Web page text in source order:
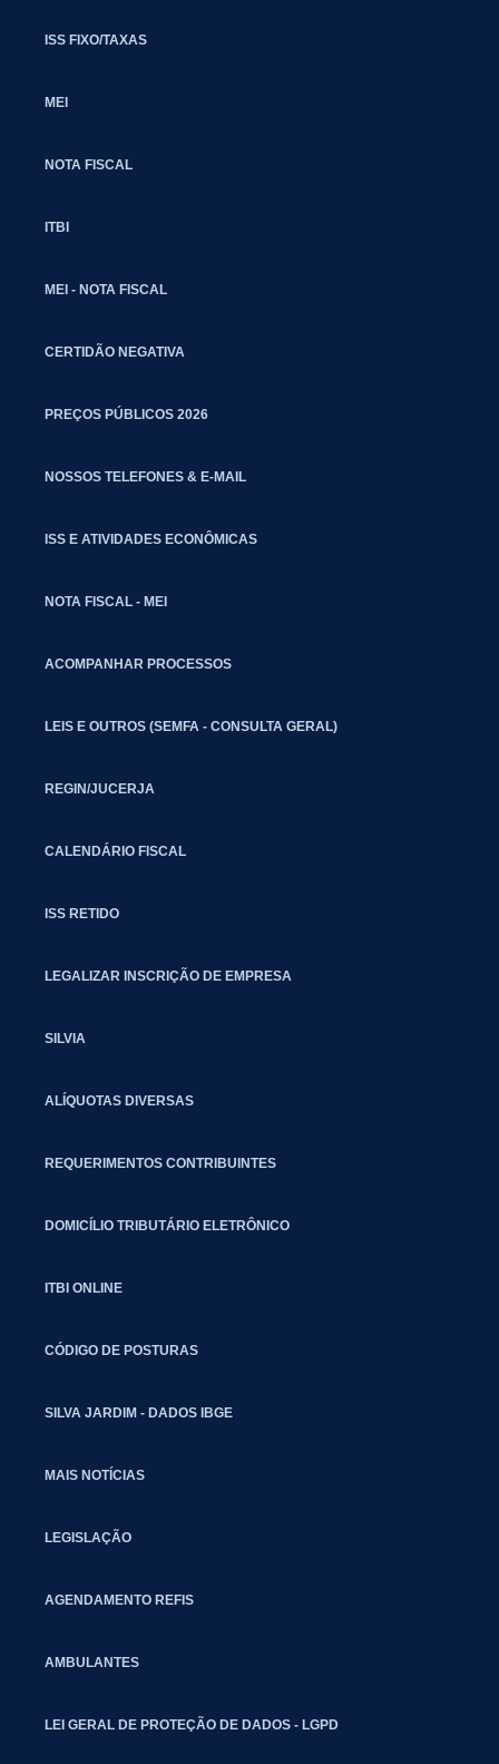
ISS FIXO/TAXAS
MEI
NOTA FISCAL
ITBI
MEI - NOTA FISCAL
CERTIDÃO NEGATIVA
PREÇOS PÚBLICOS 2026
NOSSOS TELEFONES & E-MAIL
ISS E ATIVIDADES ECONÔMICAS
NOTA FISCAL - MEI
ACOMPANHAR PROCESSOS
LEIS E OUTROS (SEMFA - CONSULTA GERAL)
REGIN/JUCERJA
CALENDÁRIO FISCAL
ISS RETIDO
LEGALIZAR INSCRIÇÃO DE EMPRESA
SILVIA
ALÍQUOTAS DIVERSAS
REQUERIMENTOS CONTRIBUINTES
DOMICÍLIO TRIBUTÁRIO ELETRÔNICO
ITBI ONLINE
CÓDIGO DE POSTURAS
SILVA JARDIM - DADOS IBGE
MAIS NOTÍCIAS
LEGISLAÇÃO
AGENDAMENTO REFIS
AMBULANTES
LEI GERAL DE PROTEÇÃO DE DADOS - LGPD